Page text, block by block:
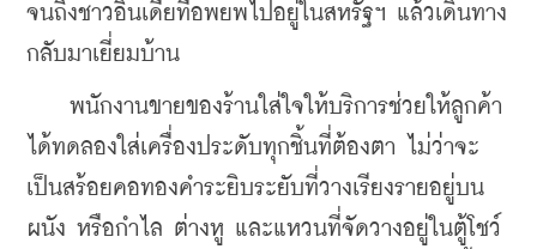
จนถึงชาวอินเดียที่อพยพไปอยู่ในสหรัฐฯ แล้วเดินทาง
กลับมาเยี่ยมบ้าน
พนักงานขายของร้านใส่ใจให้บริการช่วยให้ลูกค้า
ได้ทดลองใส่เครื่องประดับทุกชิ้นที่ต้องตา ไม่ว่าจะ
เป็นสร้อยคอทองคำระยิบระยับที่วางเรียงรายอยู่บน
ผนัง หรือกำไล ต่างหู และแหวนที่จัดวางอยู่ในตู้โชว์